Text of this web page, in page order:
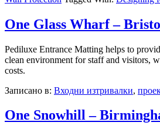
One Glass Wharf –
Pediluxe Entrance Matting helps to
clean environment for staff and visitors,
costs.
Записано в: Входни изтривалки,
One Snowhill –